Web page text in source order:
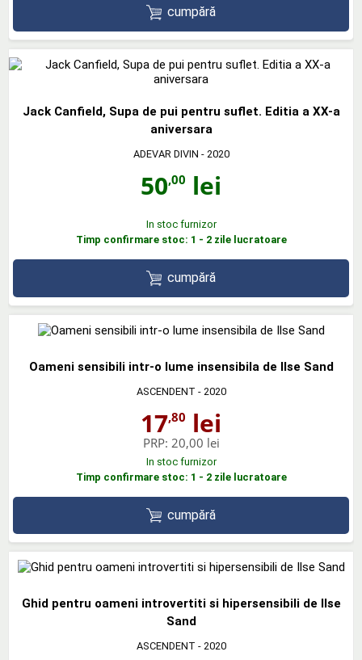
cumpără
Jack Canfield, Supa de pui pentru suflet. Editia a XX-a
aniversara
ADEVAR DIVIN - 2020
50,00 lei
In stoc furnizor
Timp confirmare stoc: 1 - 2 zile lucratoare
cumpără
Oameni sensibili intr-o lume insensibila de Ilse Sand
ASCENDENT - 2020
17,80 lei
PRP: 20,00 lei
In stoc furnizor
Timp confirmare stoc: 1 - 2 zile lucratoare
cumpără
Ghid pentru oameni introvertiti si hipersensibili de Ilse
Sand
ASCENDENT - 2020